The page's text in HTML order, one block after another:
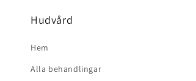
Hudvård
Hem
Alla behandlingar